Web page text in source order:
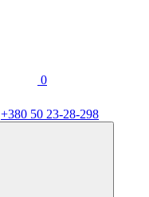
0
+380 50 23-28-298